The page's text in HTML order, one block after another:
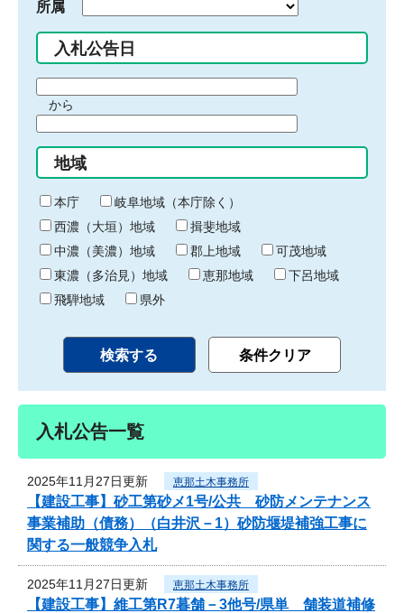
所属
入札公告日
間
始
り
から
間
終
わ
り
地域
本庁
岐阜地域（本庁除く）
西濃（大垣）地域
揖斐地域
中濃（美濃）地域
郡上地域
可茂地域
東濃（多治見）地域
恵那地域
下呂地域
飛騨地域
県外
入札公告一覧
2025年11月27日更新 恵那土木事務所
【建設工事】砂工第砂メ1号/公共 砂防メンテナンス
事業補助（債務）（白井沢－1）砂防堰堤補強工事に
関する一般競争入札
2025年11月27日更新 恵那土木事務所
【建設工事】維工第R7暮舗－3他号/県単 舗装道補修